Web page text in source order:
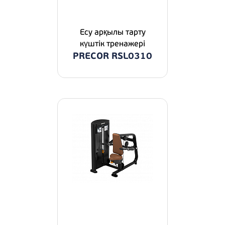
Есу арқылы тарту
күштік тренажері
PRECOR RSL0310